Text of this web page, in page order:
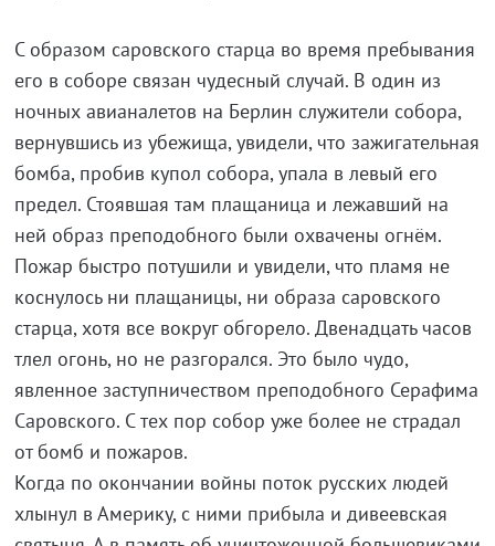
С образом саровского старца во время пребывания
его в соборе связан чудесный случай. В один из
ночных авианалетов на Берлин служители собора,
вернувшись из убежища, увидели, что зажигательная
бомба, пробив купол собора, упала в левый его
предел. Стоявшая там плащаница и лежавший на
ней образ преподобного были охвачены огнём.
Пожар быстро потушили и увидели, что пламя не
коснулось ни плащаницы, ни образа саровского
старца, хотя все вокруг обгорело. Двенадцать часов
тлел огонь, но не разгорался. Это было чудо,
явленное заступничеством преподобного Серафима
Саровского. С тех пор собор уже более не страдал
от бомб и пожаров.
Когда по окончании войны поток русских людей
хлынул в Америку, с ними прибыла и дивеевская